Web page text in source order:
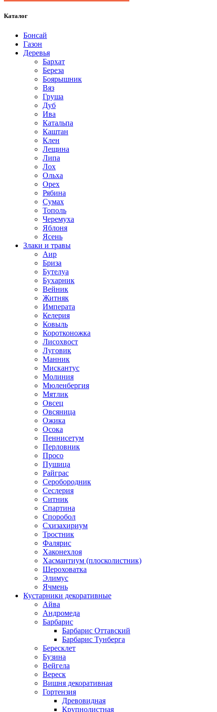
Каталог
Бонсай
Газон
Деревья
Бархат
Береза
Боярышник
Вяз
Груша
Дуб
Ива
Катальпа
Каштан
Клен
Лещина
Липа
Лох
Ольха
Орех
Рябина
Сумах
Тополь
Черемуха
Яблоня
Ясень
Злаки и травы
Аир
Бриза
Бутелуа
Бухарник
Вейник
Житняк
Императа
Келерия
Ковыль
Коротконожка
Лисохвост
Луговик
Манник
Мискантус
Молиния
Мюленбергия
Мятлик
Овсец
Овсяница
Ожика
Осока
Пеннисетум
Перловник
Просо
Пушица
Райграс
Серобородник
Сеслерия
Ситник
Спартина
Споробол
Схизахириум
Тростник
Фалярис
Хаконехлоя
Хасмантиум (плосколистник)
Шероховатка
Элимус
Ячмень
Кустарники декоративные
Айва
Андромеда
Барбарис
Барбарис Оттавский
Барбарис Тунберга
Бересклет
Бузина
Вейгела
Вереск
Вишня декоративная
Гортензия
Древовидная
Крупнолистная